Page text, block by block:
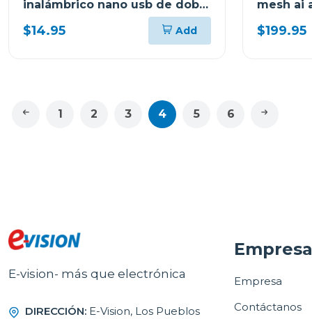
inalámbrico nano usb de doble
banda ac600 t2u nano
$14.95 Add
mesh ai
decox20
$199.95
1 2 3 4 5 6
E-vision- más que electrónica
DIRECCIÓN: E-Vision, Los Pueblos
Empresa
Empresa
Contáctanos